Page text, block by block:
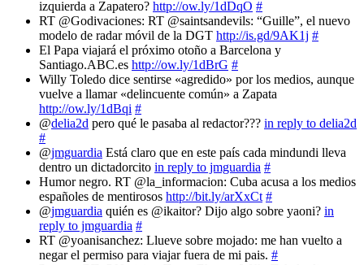
izquierda a Zapatero? http://ow.ly/1dDqO #
RT @Godivaciones: RT @saintsandevils: “Guille”, el nuevo
modelo de radar móvil de la DGT http://is.gd/9AK1j #
El Papa viajará el próximo otoño a Barcelona y
Santiago.ABC.es http://ow.ly/1dBrG #
Willy Toledo dice sentirse «agredido» por los medios, aunque
vuelve a llamar «delincuente común» a Zapata
http://ow.ly/1dBqi #
@delia2d pero qué le pasaba al redactor??? in reply to delia2d
#
@jmguardia Está claro que en este país cada mindundi lleva
dentro un dictadorcito in reply to jmguardia #
Humor negro. RT @la_informacion: Cuba acusa a los medios
españoles de mentirosos http://bit.ly/arXxCt #
@jmguardia quién es @ikaitor? Dijo algo sobre yaoni? in
reply to jmguardia #
RT @yoanisanchez: Llueve sobre mojado: me han vuelto a
negar el permiso para viajar fuera de mi pais. #